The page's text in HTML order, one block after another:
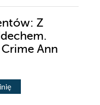
Z
Ann